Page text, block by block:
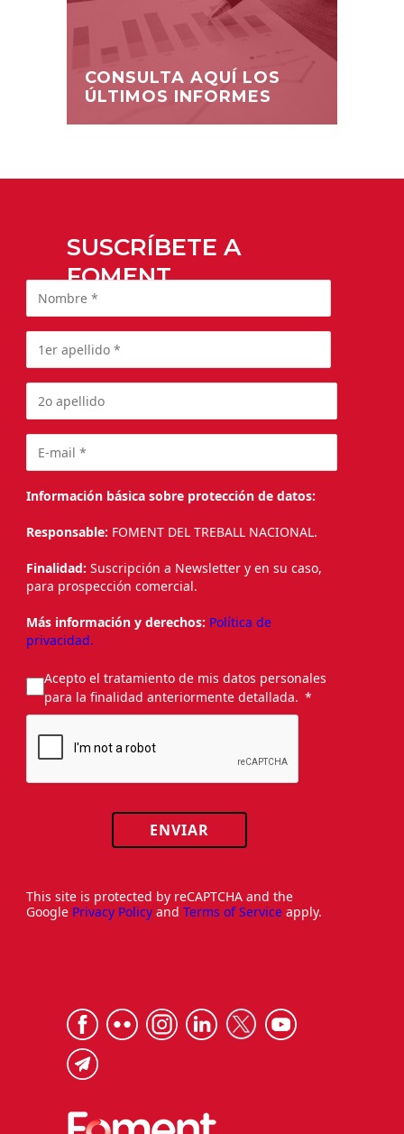
CONSULTA AQUÍ LOS
ÚLTIMOS INFORMES
SUSCRÍBETE A
FOMENT
Información básica sobre protección de datos:
Responsable: FOMENT DEL TREBALL NACIONAL.
Finalidad: Suscripción a Newsletter y en su caso,
para prospección comercial.
Más información y derechos: Política de
privacidad.
Acepto el tratamiento de mis datos personales
para la finalidad anteriormente detallada.
ENVIAR
This site is protected by reCAPTCHA and the
Google Privacy Policy and Terms of Service apply.